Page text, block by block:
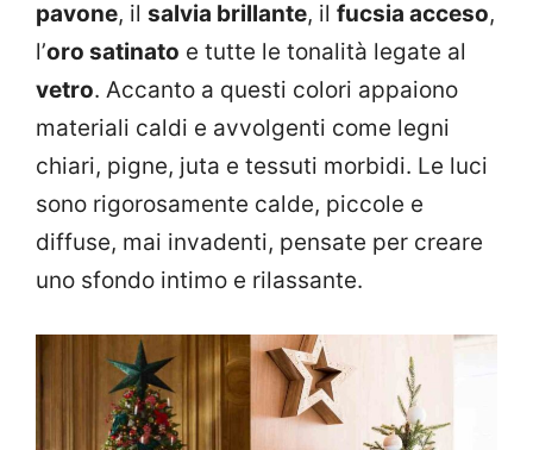
pavone, il salvia brillante, il fucsia acceso,
l’oro satinato e tutte le tonalità legate al
vetro. Accanto a questi colori appaiono
materiali caldi e avvolgenti come legni
chiari, pigne, juta e tessuti morbidi. Le luci
sono rigorosamente calde, piccole e
diffuse, mai invadenti, pensate per creare
uno sfondo intimo e rilassante.